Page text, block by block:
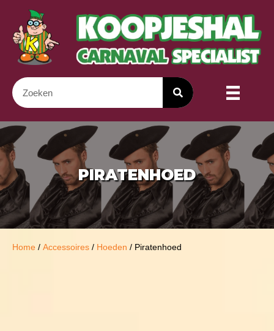
PIRATENHOED
Home / Accessoires / Hoeden / Piratenhoed